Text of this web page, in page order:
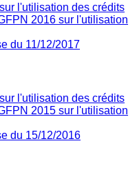
l'utilisation des crédits
2016 sur l'utilisation
du 11/12/2017
l'utilisation des crédits
2015 sur l'utilisation
du 15/12/2016